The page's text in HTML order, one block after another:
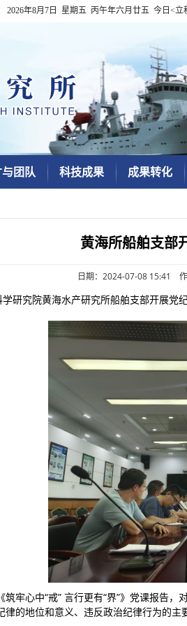
2026年8月7日 星期五 丙午年六月廿五 今日<立
团队 科技成果 成果转化
黄海所船舶支部
日期：2024-07-08 15:41
研究院黄海水产研究所船舶支部开展党
筑牢心中“戒” 言行更有“界”》党课报告
的地位和意义、违反政治纪律行为的